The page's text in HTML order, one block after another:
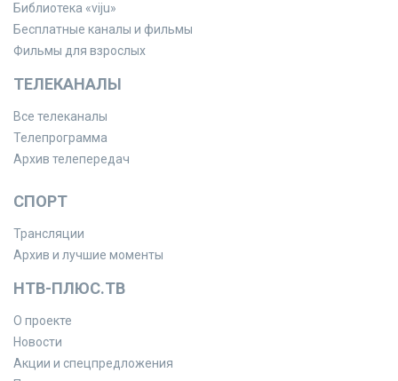
Библиотека «viju»
Бесплатные каналы и фильмы
Фильмы для взрослых
ТЕЛЕКАНАЛЫ
Все телеканалы
Телепрограмма
Архив телепередач
СПОРТ
Трансляции
Архив и лучшие моменты
НТВ-ПЛЮС.ТВ
О проекте
Новости
Акции и спецпредложения